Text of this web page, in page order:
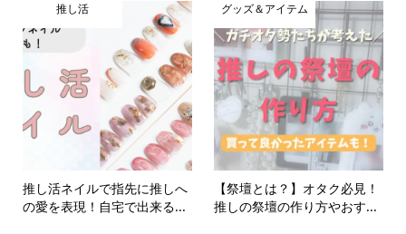
推し活
推し活ネイルで指先に推しへ
の愛を表現！自宅で出来る...
グッズ＆アイテム
【祭壇とは？】オタク必見！
推しの祭壇の作り方やおす...